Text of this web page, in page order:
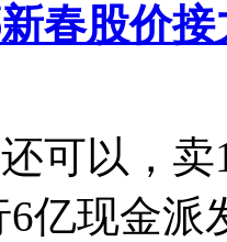
春股价接
可以，
亿现金